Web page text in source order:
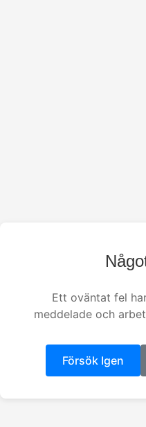
Ett oväntat fel
meddelade och
Försök Igen